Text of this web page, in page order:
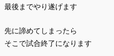
最後までやり遂げます
先に諦めてしまったら
そこで試合終了になります